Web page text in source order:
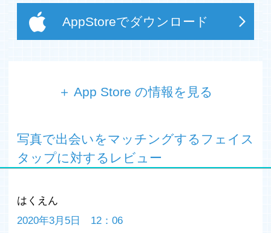
AppStoreでダウンロード
＋ App Store の情報を見る
SNSアプリです。
恋人・友達・婚活・恋愛・メル友・飲み友達まで様々なニ
ーズにあった幅広い出会いが見つかるのも特徴の一つで
人でも気軽にご利用頂けます。
もちろん登録無料なので、インストールして楽しんでみて
写真で出会いをマッチングするフェイス
タップに対するレビュー
はくえん
2020年3月5日 12：06